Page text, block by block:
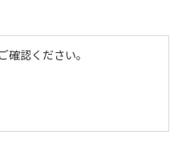
確認ください。